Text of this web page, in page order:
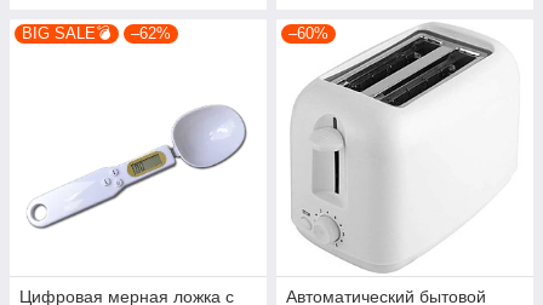
BIG SALE💣 –62%
Цифровая мерная ложка с
–60%
Автоматический бытовой